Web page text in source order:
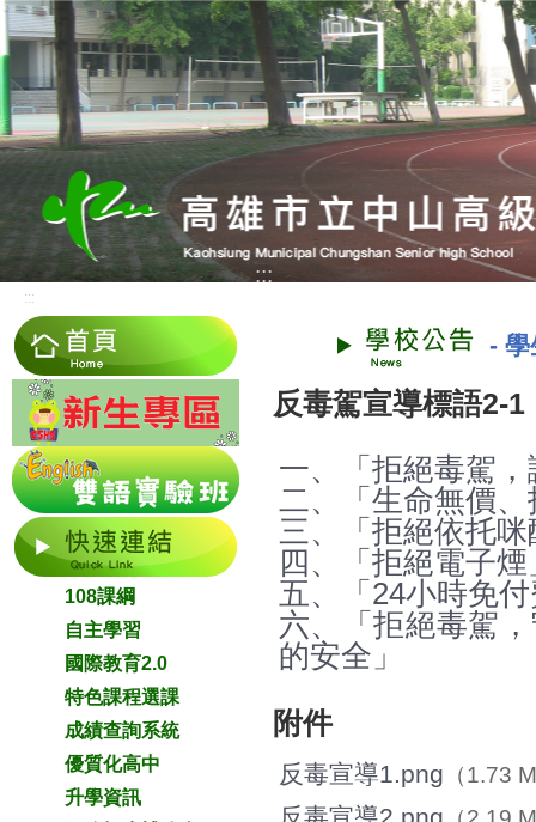
:::
108課綱
自主學習
國際教育2.0
特色課程選課
成績查詢系統
優質化高中
升學資訊
:::
- 學
反毒駕宣導標語2-1
一、「拒絕毒駕
二、「生命無價
三、「拒絕依托咪
四、「拒絕電子煙
五、「24小時免
六、「拒絕毒駕
的安全」
附件
反毒宣導1.png （1.73
反毒宣導2.png